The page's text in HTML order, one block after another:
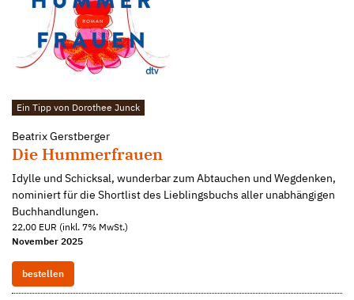
Ein Tipp von Dorothee Junck
Beatrix Gerstberger
Die Hummerfrauen
Idylle und Schicksal, wunderbar zum Abtauchen und Wegdenken,
nominiert für die Shortlist des Lieblingsbuchs aller unabhängigen
Buchhandlungen.
22,00 EUR (inkl. 7% MwSt.)
November 2025
bestellen